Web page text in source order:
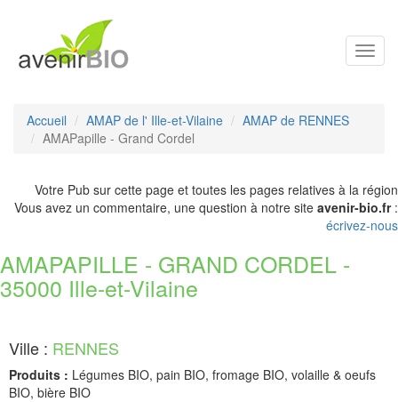
Accueil AMAP de l' Ille-et-Vilaine
AMAP de RENNES
AMAPapille - Grand Cordel
Votre Pub sur cette page et toutes les pages relatives à la région
Vous avez un commentaire, une question à notre site avenir-bio.fr:
écrivez-nous
AMAPAPILLE - GRAND CORDEL -
35000 Ille-et-Vilaine
Ville : RENNES
Produits : Légumes BIO, pain BIO, fromage BIO, volaille & oeufs
BIO, bière BIO